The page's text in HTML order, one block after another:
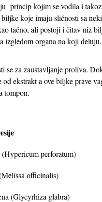
princip kojim se vodila i
koje imaju sličnosti sa
tačno, ali postoji i čitav niz
izgledom organa na koji
se za zaustavljanje proliva.
od ekstrakt a ove biljke prave
tompon.
(Hypericum perforatum)
officinalis)
(Glycyrhiza glabra)